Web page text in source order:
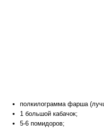
полкилограмма фарша
1 большой кабачок;
5-6 помидоров;